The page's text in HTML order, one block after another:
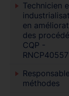
Technicien
en
des
CQP -
RNCP40557
méthodes